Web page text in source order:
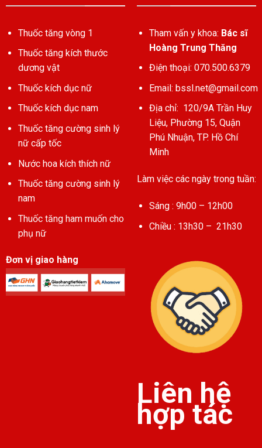
Thuốc tăng vòng 1
Thuốc tăng kích thước
dương vật
Thuốc kích dục nữ
Thuốc kích dục nam
Thuốc tăng cường sinh lý
nữ cấp tốc
Nước hoa kích thích nữ
Thuốc tăng cường sinh lý
nam
Thuốc tăng ham muốn cho
phụ nữ
Đơn vị giao hàng
Tham vấn y khoa: Bác sĩ
Hoàng Trung Thăng
Điện thoại: 070.500.6379
Email: bssl.net@gmail.com
Địa chỉ: 120/9A Trần Huy
Liệu, Phường 15, Quận
Phú Nhuận, TP. Hồ Chí
Minh
Làm việc các ngày trong tuần:
Sáng : 9h00 – 12h00
Chiều : 13h30 – 21h30
Liên hệ
hợp tác